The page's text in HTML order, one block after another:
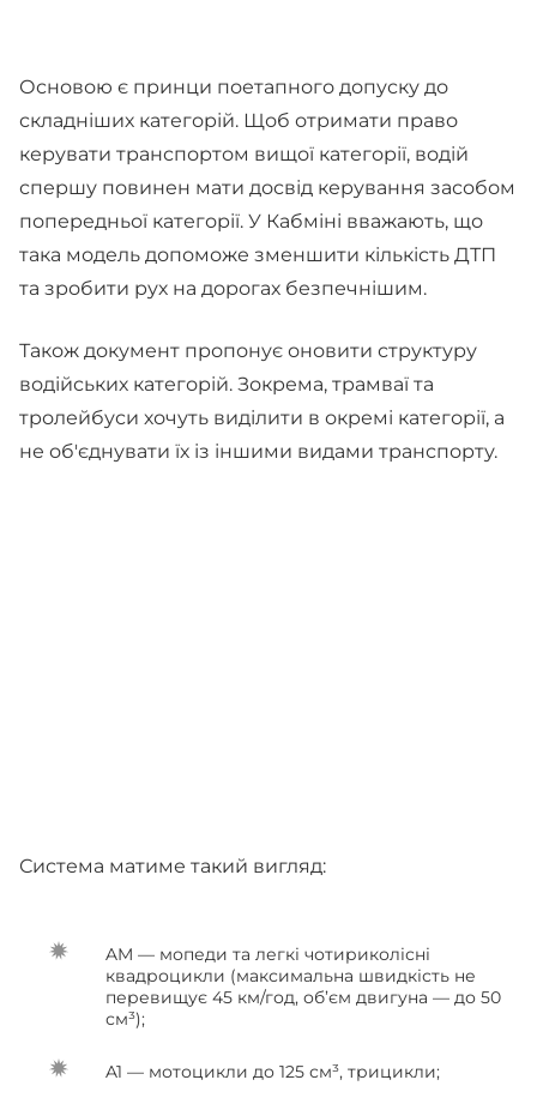
Основою є принци поетапного допуску до
складніших категорій. Щоб отримати право
керувати транспортом вищої категорії, водій
спершу повинен мати досвід керування засобом
попередньої категорії. У Кабміні вважають, що
така модель допоможе зменшити кількість ДТП
та зробити рух на дорогах безпечнішим.
Також документ пропонує оновити структуру
водійських категорій. Зокрема, трамваї та
тролейбуси хочуть виділити в окремі категорії, а
не об'єднувати їх із іншими видами транспорту.
Система матиме такий вигляд:
AM — мопеди та легкі чотириколісні
квадроцикли (максимальна швидкість не
перевищує 45 км/год, об’єм двигуна — до 50
см³);
A1 — мотоцикли до 125 см³, трицикли;